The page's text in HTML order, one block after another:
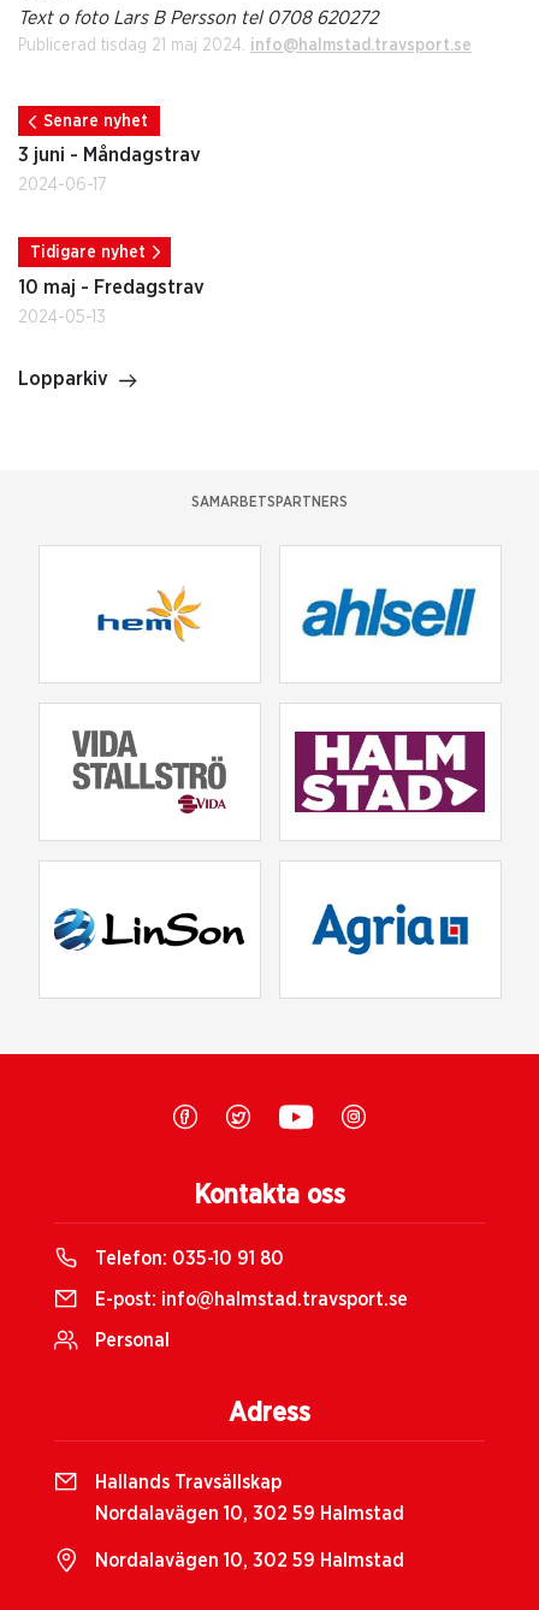
Text o foto Lars B Persson tel 0708 620272
Publicerad tisdag 21 maj 2024. info@halmstad.travsport.se
Senare nyhet
3 juni - Måndagstrav
2024-06-17
Tidigare nyhet
10 maj - Fredagstrav
2024-05-13
Lopparkiv
SAMARBETSPARTNERS
Kontakta oss
Telefon: 035-10 91 80
E-post: info@halmstad.travsport.se
Personal
Adress
Hallands Travsällskap
Nordalavägen 10, 302 59 Halmstad
Nordalavägen 10, 302 59 Halmstad